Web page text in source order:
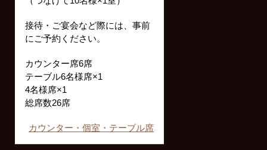
接待・ご宴会など際には、事前
にご予約ください。
カウンター席6席
テーブル6名様席×1
4名様席×1
総席数26席
カウンター・個室・テーブル席